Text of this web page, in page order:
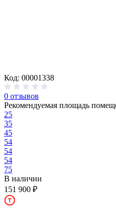
Код: 00001338
0 отзывов
Рекомендуемая площадь
25
35
45
54
54
54
75
В наличии
151 900 ₽